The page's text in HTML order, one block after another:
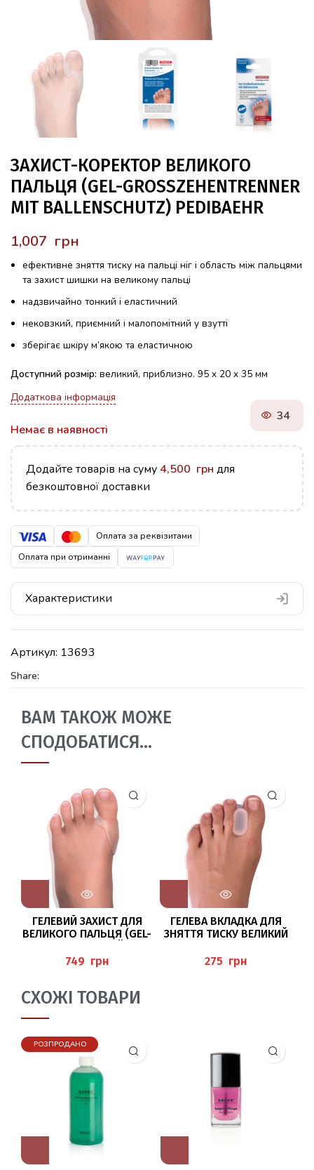
ЗАХИСТ-КОРЕКТОР ВЕЛИКОГО
ПАЛЬЦЯ (GEL-GROSSZEHENTRENNER
MIT BALLENSCHUTZ) PEDIBAEHR
грн
ефективне зняття тиску на пальці ніг і область між пальцями
та захист шишки на великому пальці
надзвичайно тонкий і еластичний
нековзкий, приємний і малопомітний у взутті
зберігає шкіру м’якою та еластичною
Доступний розмір: великий, приблизно. 95 x 20 x 35 мм
Додаткова інформація
Немає в наявності
34
Додайте товарів на суму 4,500 грн для
безкоштовної доставки
Оплата за реквізитами
Оплата при отриманні
Характеристики
Артикул: 13693
Share:
ВАМ ТАКОЖ МОЖЕ
СПОДОБАТИСЯ…
ГЕЛЕВИЙ ЗАХИСТ ДЛЯ
ВЕЛИКОГО ПАЛЬЦЯ (GEL-
PEDIBAEHR
грн
ГЕЛЕВА ВКЛАДКА ДЛЯ
ЗНЯТТЯ ТИСКУ ВЕЛИКИЙ
PEDIBAEHR
грн
СХОЖІ ТОВАРИ
РОЗПРОДАНО